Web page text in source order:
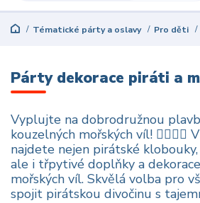
Tématické párty a oslavy Pro děti
Párty dekorace piráti a
Vyplujte na dobrodružnou
kouzelných mořských víl! 🏴‍☠️🧜‍♀️
najdete nejen pirátské
ale i třpytivé doplňky a
mořských víl. Skvělá volba pro
spojit pirátskou divočinu s